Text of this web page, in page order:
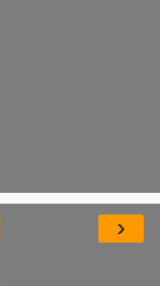
›